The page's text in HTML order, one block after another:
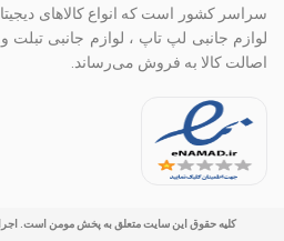
سراسر کشور است که انواع کالاهای
لوازم جانبی لپ تاپ ، لوازم جانبی
اصالت کالا به فروش می‌رساند.
کلیه حقوق این سایت متعلق به پخش مومن است.